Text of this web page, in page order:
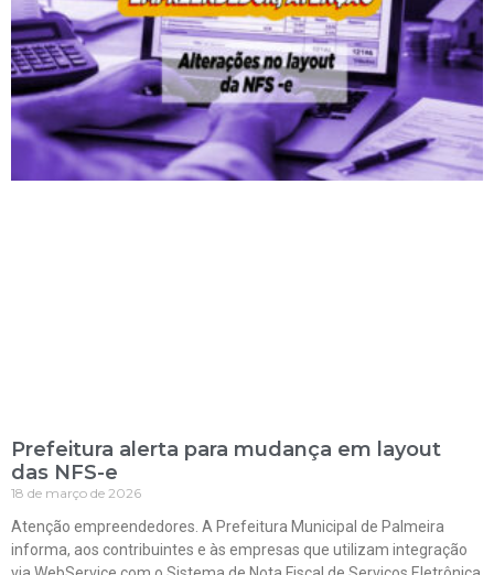
Prefeitura alerta para mudança em layout
das NFS-e
18 de março de 2026
Atenção empreendedores. A Prefeitura Municipal de Palmeira
informa, aos contribuintes e às empresas que utilizam integração